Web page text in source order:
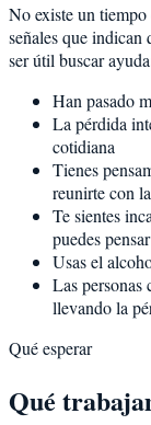
No existe un
señales que indican
ser útil buscar
Han pasado
La pérdida
cotidiana
Tienes
reunirte con
Te sientes
puedes
Usas el
Las personas
llevando la
Qué esperar
Qué